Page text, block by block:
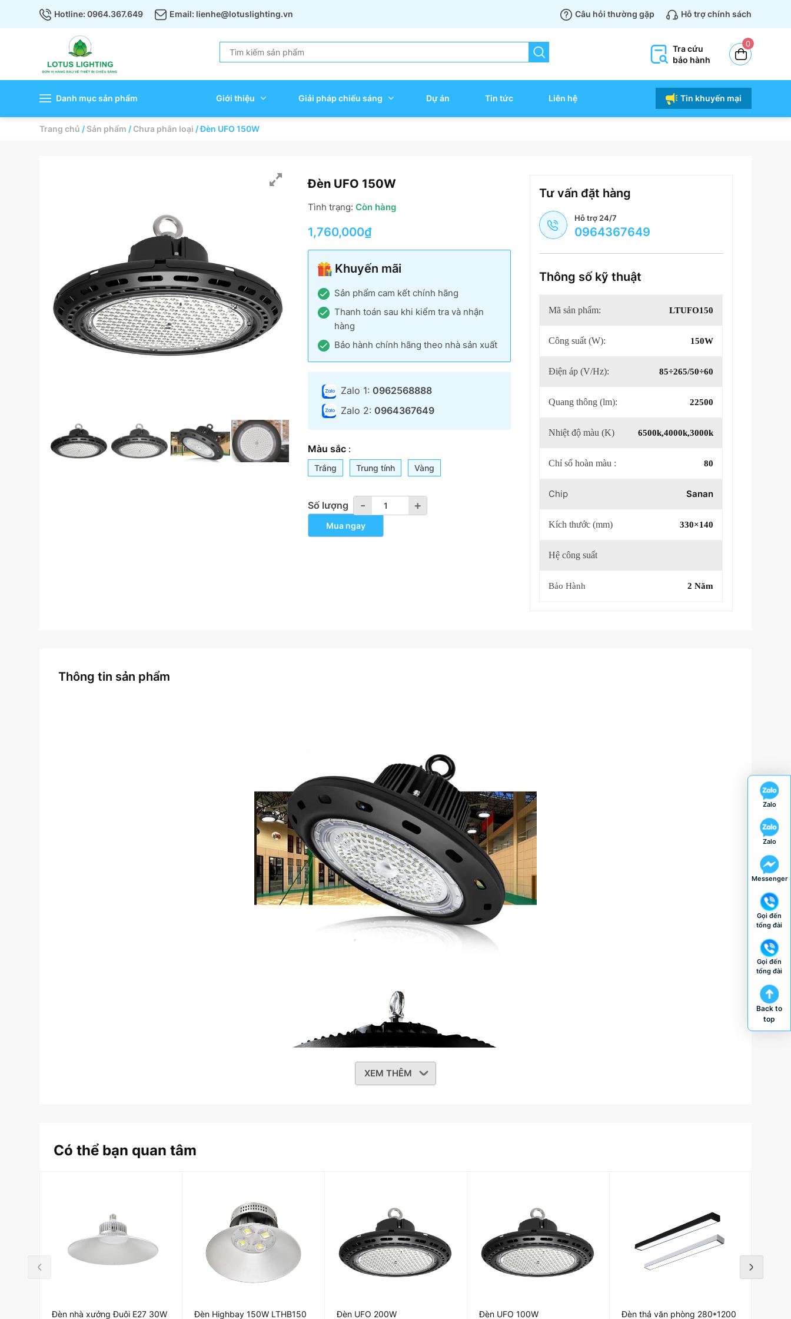
Hotline: 0964.367.649 Email: lienhe@lotuslighting.vn Câu hỏi thường gặp Hỗ trợ chính sách
Tra cứu
bảo hành
0
Danh mục sản phẩm Giới thiệu Giải pháp chiếu sáng Dự án Tin tức Liên hệ Tin khuyến mại
Trang chủ /Sản phẩm / Chưa phân loại /Đèn UFO 150W
Đèn UFO 150W
Tình trạng: Còn hàng
1,760,000₫
Khuyến mãi
Sản phẩm cam kết chính hãng
Thanh toán sau khi kiểm tra và nhận
hàng
Bảo hành chính hãng theo nhà sản xuất
Zalo 1: 0962568888
Zalo 2: 0964367649
Màu sắc :
Trắng Trung tính Vàng
Số lượng +
- +
-
Mua ngay
Tư vấn đặt hàng
Hỗ trợ 24/7
0964367649
Thông số kỹ thuật
Mã sản phẩm: LTUFO150
Công suất (W): 150W
Điện áp (V/Hz): 85÷265/50÷60
Quang thông (lm): 22500
Nhiệt độ màu (K) 6500k,4000k,3000k
Chỉ số hoàn màu : 80
Chip Sanan
Kích thước (mm) 330×140
Hệ công suất
Bảo Hành 2 Năm
Thông tin sản phẩm
XEM THÊM
Có thể bạn quan tâm
Đèn nhà xưởng Đuôi E27 30W
Đèn Highbay 150W LTHB150 Đèn UFO 200W Đèn UFO 100W
Đèn thả văn phòng 280*1200
Zalo
Zalo
Messenger
Gọi đến
tổng đài
Gọi đến
tổng đài
Back to
top